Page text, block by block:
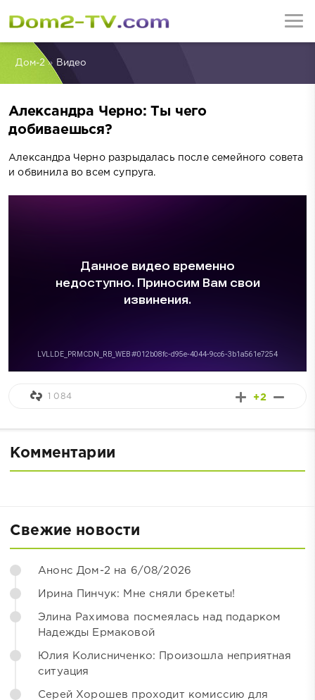
Дом-2» Видео
Александра Черно: Ты чего
добиваешься?
Александра Черно разрыдалась после семейного совета
и обвинила во всем супруга.
+2
1 084
Комментарии
Свежие новости
Анонс Дом-2 на 6/08/2026
Ирина Пинчук: Мне сняли брекеты!
Элина Рахимова посмеялась над подарком
Надежды Ермаковой
Юлия Колисниченко: Произошла неприятная
ситуация
Серей Хорошев проходит комиссию для